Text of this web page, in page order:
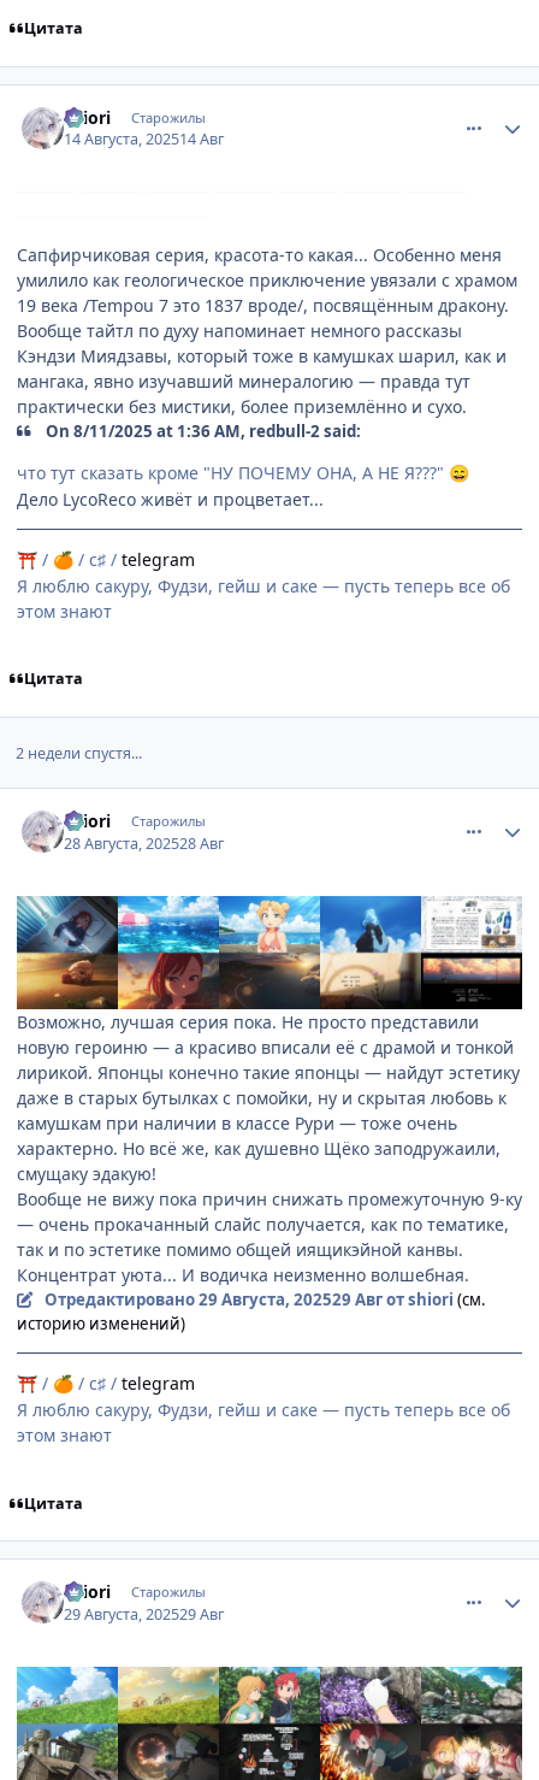
Цитата
shiоri Старожилы
14 Августа, 202514 Авг
Сапфирчиковая серия, красота-то какая... Особенно меня
умилило как геологическое приключение увязали с храмом
19 века /Tempou 7 это 1837 вроде/, посвящённым дракону.
Вообще тайтл по духу напоминает немного рассказы
Кэндзи Миядзавы, который тоже в камушках шарил, как и
мангака, явно изучавший минералогию — правда тут
практически без мистики, более приземлённо и сухо.
On 8/11/2025 at 1:36 AM, redbull-2 said:
что тут сказать кроме "НУ ПОЧЕМУ ОНА, А НЕ Я???" 😄
Дело LycoReco живёт и процветает...
⛩ / 🍊 / c♯ / telegram
Я люблю сакуру, Фудзи, гейш и саке — пусть теперь все об
этом знают
Цитата
2 недели спустя...
shiоri Старожилы
28 Августа, 202528 Авг
Возможно, лучшая серия пока. Не просто представили
новую героиню — а красиво вписали её с драмой и тонкой
лирикой. Японцы конечно такие японцы — найдут эстетику
даже в старых бутылках с помойки, ну и скрытая любовь к
камушкам при наличии в классе Рури — тоже очень
характерно. Но всё же, как душевно Щёко заподружаили,
смущаку эдакую!
Вообще не вижу пока причин снижать промежуточную 9-ку
— очень прокачанный слайс получается, как по тематике,
так и по эстетике помимо общей иящикэйной канвы.
Концентрат уюта... И водичка неизменно волшебная.
Отредактировано29 Августа, 202529 Авгот shiоri (см.
историю изменений)
⛩ / 🍊 / c♯ / telegram
Я люблю сакуру, Фудзи, гейш и саке — пусть теперь все об
этом знают
Цитата
shiоri Старожилы
29 Августа, 202529 Авг